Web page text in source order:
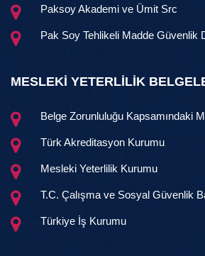
Paksoy Akademi ve Ümit Src
Pak Soy Tehlikeli Madde Güvenlik
MESLEKİ YETERLİLİK
Belge Zorunluluğu Kapsamındaki
Türk Akreditasyon Kurumu
Mesleki Yeterlilik Kurumu
T.C. Çalışma ve Sosyal Güvenlik
Türkiye İş Kurumu